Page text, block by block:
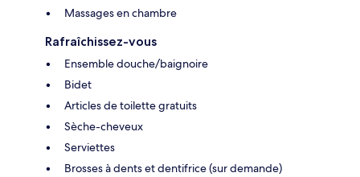
Massages en chambre
Rafraîchissez-vous
Ensemble douche/baignoire
Bidet
Articles de toilette gratuits
Sèche-cheveux
Serviettes
Brosses à dents et dentifrice (sur demande)